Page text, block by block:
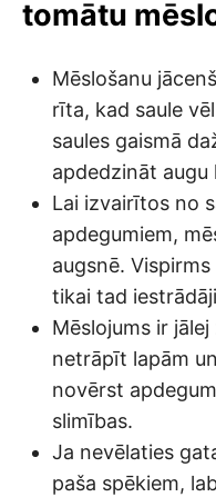
tomātu
Mēslošanu
rīta, kad saule
saules gaismā
apdedzināt augu
Lai izvairītos no
apdegumiem,
augsnē.
tikai tad
Mēslojums ir
netrāpīt lapām
novērst
slimības.
Ja nevēlaties
paša spēkiem,